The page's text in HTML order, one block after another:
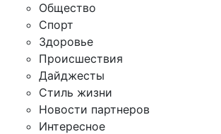
Общество
Спорт
Здоровье
Происшествия
Дайджесты
Стиль жизни
Новости партнеров
Интересное